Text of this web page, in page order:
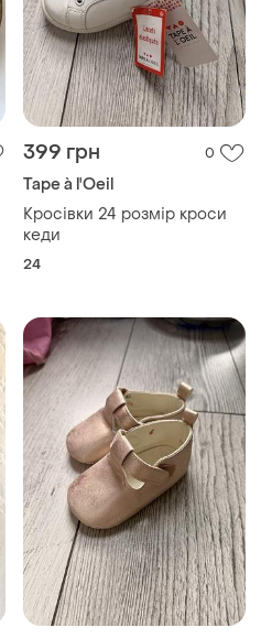
399 грн 0
Tape à l'Oeil
Кросівки 24 розмір кроси
кеди
24